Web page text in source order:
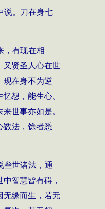
说。刀在身七
，有现在相
又贤圣人心在世
现在身不为逆
想，能生心、
世事亦如是。
数法，馀者悉
叁世诸法，通
智慧皆有碍，
无缘而生，若无